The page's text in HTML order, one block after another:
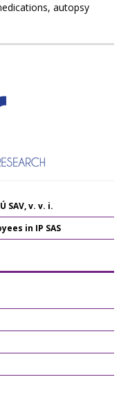
autopsy
SAV, v. v. i.
in IP SAS